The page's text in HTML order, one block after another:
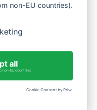
non-EU countries).
all
non-EU countries
Cookie Consent by Prive
WhatsApp-Nachricht an 0175 3269620